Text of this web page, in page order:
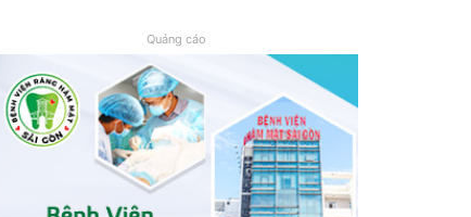
Quảng cáo